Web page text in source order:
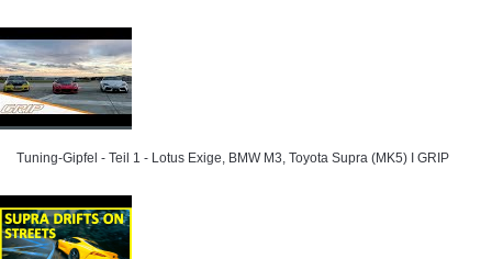
Tuning-Gipfel - Teil 1 - Lotus Exige, BMW M3, Toyota Supra (MK5) I GRIP